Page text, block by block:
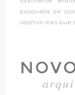
búsqueda de
objetivo más que